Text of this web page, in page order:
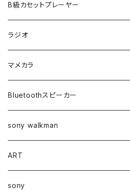
B級カセットプレーヤー
ラジオ
マメカラ
Bluetoothスピーカー
sony walkman
ART
sony